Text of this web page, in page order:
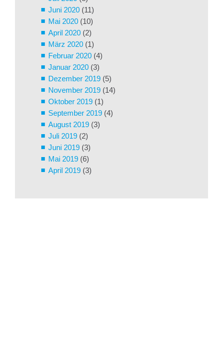
Juni 2020 (11)
Mai 2020 (10)
April 2020 (2)
März 2020 (1)
Februar 2020 (4)
Januar 2020 (3)
Dezember 2019 (5)
November 2019 (14)
Oktober 2019 (1)
September 2019 (4)
August 2019 (3)
Juli 2019 (2)
Juni 2019 (3)
Mai 2019 (6)
April 2019 (3)